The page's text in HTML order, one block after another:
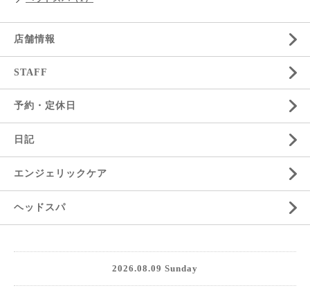
店舗情報
STAFF
予約・定休日
日記
エンジェリックケア
ヘッドスパ
2026.08.09 Sunday